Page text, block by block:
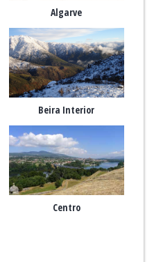
Algarve
Beira Interior
Centro